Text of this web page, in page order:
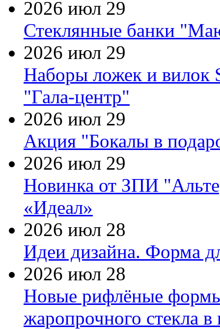
2026 июл 29
Стеклянные банки
2026 июл 29
Наборы ложек и вилок
"Гала-центр"
2026 июл 29
Акция "Бокалы в
2026 июл 29
Новинка от ЗПИ
«Идеал»
2026 июл 28
Идеи дизайна. Форма
2026 июл 28
Новые рифлёные формы
жаропрочного стекла